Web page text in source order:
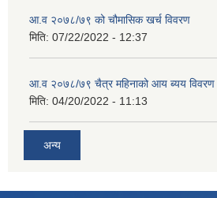
आ.व २०७८/७९ को चौमासिक खर्च विवरण
मिति: 07/22/2022 - 12:37
आ.व २०७८/७९ चैत्र महिनाको आय ब्यय विवरण
मिति: 04/20/2022 - 11:13
अन्य